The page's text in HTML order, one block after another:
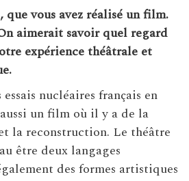
que vous avez réalisé un film.
aimerait savoir quel regard
expérience théâtrale et
nucléaires français en
un film où il y a de la
la reconstruction. Le théâtre
être deux langages
des formes artistiques